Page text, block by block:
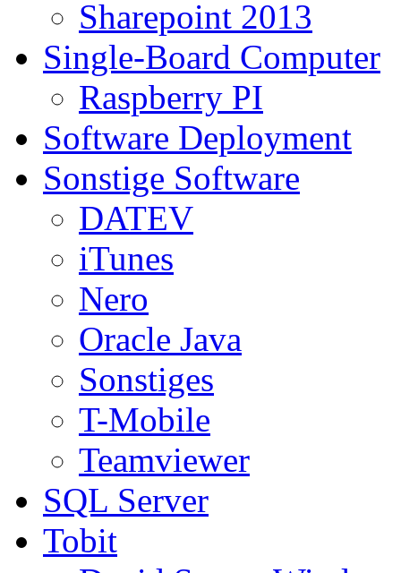
Sharepoint 2013
Single-Board Computer
Raspberry PI
Software Deployment
Sonstige Software
DATEV
iTunes
Nero
Oracle Java
Sonstiges
T-Mobile
Teamviewer
SQL Server
Tobit